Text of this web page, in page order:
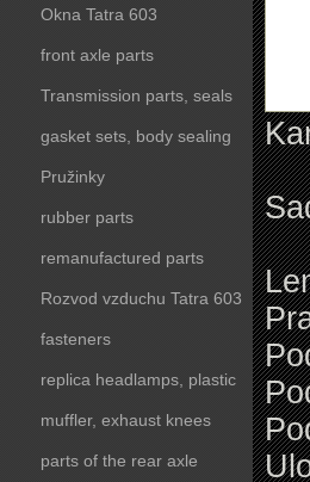
Okna Tatra 603
front axle parts
Transmission parts, seals
gasket sets, body sealing
Pružinky
rubber parts
remanufactured parts
Rozvod vzduchu Tatra 603
fasteners
replica headlamps, plastic
parts
muffler, exhaust knees
parts of the rear axle